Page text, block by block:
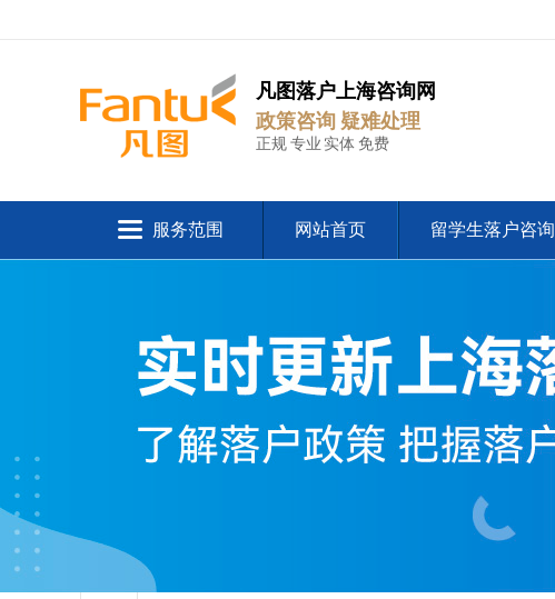
凡图落户上海咨询网
政策咨询 疑难处理
正规 专业 实体 免费
服务范围 网站首页 留学生落户咨询